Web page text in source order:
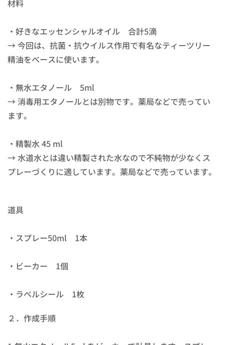
材料
・好きなエッセンシャルオイル 合計5滴
→ 今回は、抗菌・抗ウイルス作用で有名なティーツリー
精油をベースに使います。
・無水エタノール 5ml
→ 消毒用エタノールとは別物です。薬局などで売ってい
ます。
・精製水 45 ml
→ 水道水とは違い精製された水なので不純物が少なくス
プレーづくりに適しています。薬局などで売っています。
道具
・スプレー50ml 1本
・ビーカー 1個
・ラベルシール 1枚
２．作成手順